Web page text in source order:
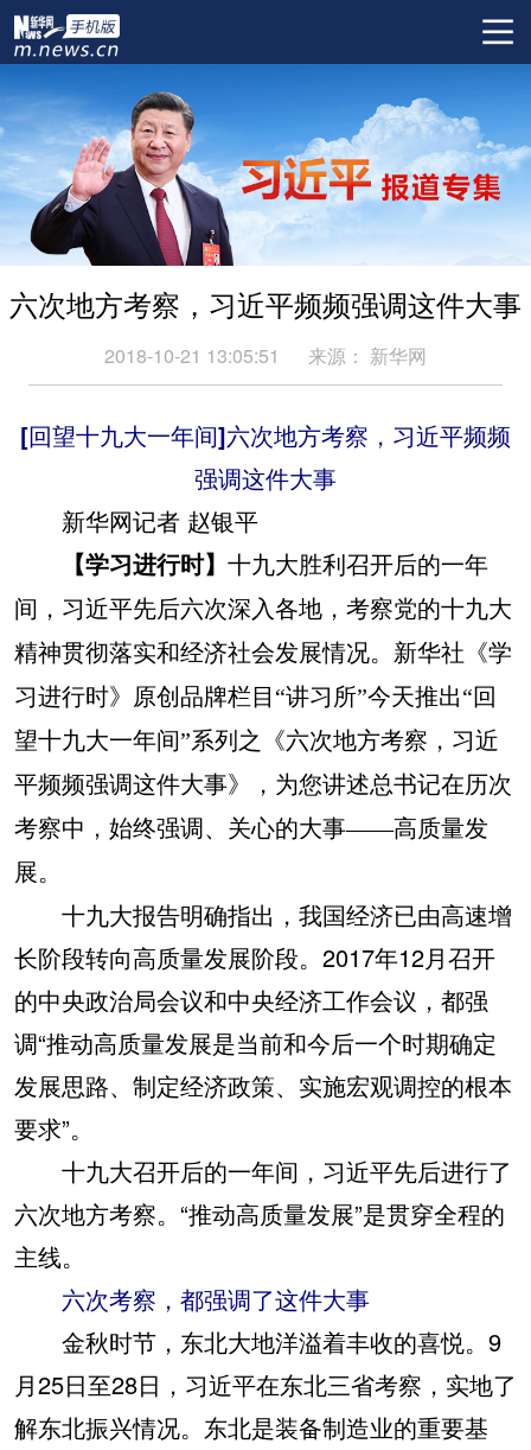
六次地方考察，习近平频频强调这件大事
2018-10-21 13:05:51 来源： 新华网
[回望十九大一年间]六次地方考察，习近平频频
强调这件大事
新华网记者 赵银平
【学习进行时】 十九大胜利召开后的一年
间，习近平先后六次深入各地，考察党的十九大
精神贯彻落实和经济社会发展情况。新华社《学
习进行时》原创品牌栏目“讲习所”今天推出“回
望十九大一年间”系列之《六次地方考察，习近
平频频强调这件大事》，为您讲述总书记在历次
考察中，始终强调、关心的大事——高质量发
展。
十九大报告明确指出，我国经济已由高速增
长阶段转向高质量发展阶段。2017年12月召开
的中央政治局会议和中央经济工作会议，都强
调“推动高质量发展是当前和今后一个时期确定
发展思路、制定经济政策、实施宏观调控的根本
要求”。
十九大召开后的一年间，习近平先后进行了
六次地方考察。“推动高质量发展”是贯穿全程的
主线。
六次考察，都强调了这件大事
金秋时节，东北大地洋溢着丰收的喜悦。9
月25日至28日，习近平在东北三省考察，实地了
解东北振兴情况。东北是装备制造业的重要基